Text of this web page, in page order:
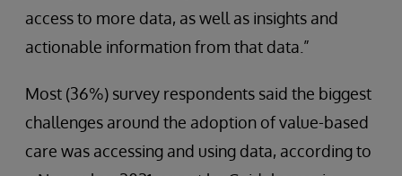
access to more data, as well as insights and
actionable information from that data.”
Most (36%) survey respondents said the biggest
challenges around the adoption of value-based
care was accessing and using data, according to